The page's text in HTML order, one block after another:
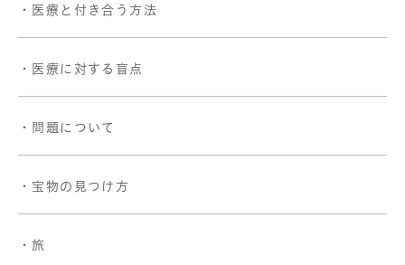
・医療と付き合う方法
・医療に対する盲点
・問題について
・宝物の見つけ方
・旅